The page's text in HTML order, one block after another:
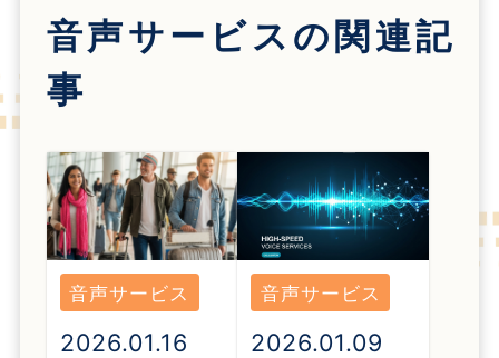
音声サービス の関連記
事
音声サービス
2026.01.16
音声サービス
2026.01.09